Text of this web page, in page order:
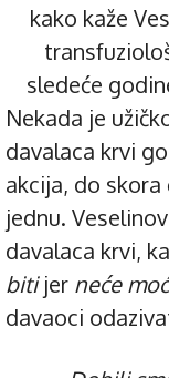
kako kaže
sledeće
Nekada je
davalaca krvi
akcija, do
jednu.
davalaca krvi,
bitijer neće
davaoci